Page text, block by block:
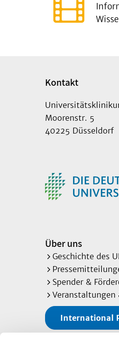
Kontakt
Moorenstr. 5
40225 Düsseldorf
Über uns
Geschichte des
Spender &
Veranstaltungen
International